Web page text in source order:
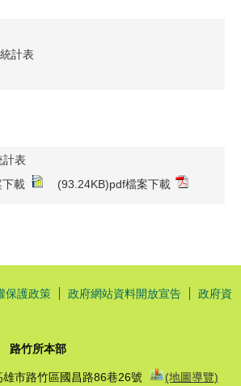
計表
計表
載
(93.24KB)pdf檔案下載
保護政策 政府網站資料開放宣告
政府資
路竹所本部
市路竹區國昌路86巷26號
(地圖導覽)